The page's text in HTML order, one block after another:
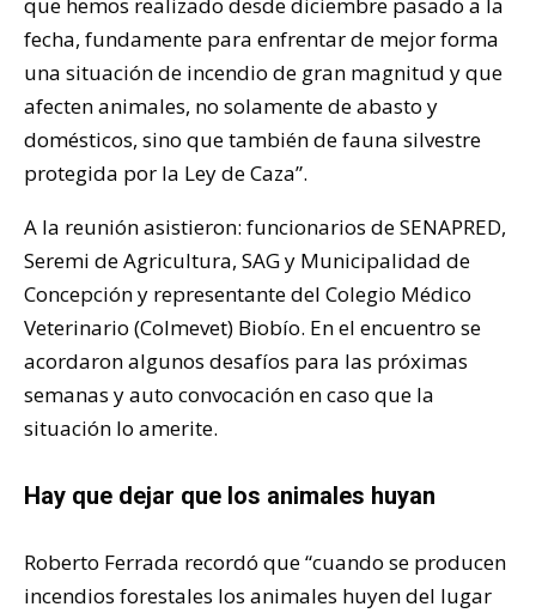
fecha, fundamente para enfrentar de mejor forma
una situación de incendio de gran magnitud y que
afecten animales, no solamente de abasto y
domésticos, sino que también de fauna silvestre
protegida por la Ley de Caza”.
A la reunión asistieron: funcionarios de SENAPRED,
Seremi de Agricultura, SAG y Municipalidad de
Concepción y representante del Colegio Médico
Veterinario (Colmevet) Biobío. En el encuentro se
acordaron algunos desafíos para las próximas
semanas y auto convocación en caso que la
situación lo amerite.
Hay que dejar que los animales huyan
Roberto Ferrada recordó que “cuando se producen
incendios forestales los animales huyen del lugar